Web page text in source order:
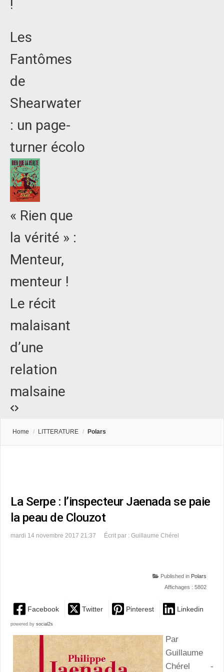
!
Les
Fantômes
de
Shearwater
: un page-
turner écolo
« Rien que
la vérité » :
Menteur,
menteur !
Le récit
malaisant
d’une
relation
malsaine
Home / LITTERATURE / Polars
La Serpe : l’inspecteur Jaenada se paie
la peau de Clouzot
mardi 14 novembre 2017 21:37 Écrit par : Guillaume Chérel
Published in Polars
Affichages : 5802
Facebook Twitter Pinterest Linkedin
powered by social2s
Par
Guillaume
Chérel -